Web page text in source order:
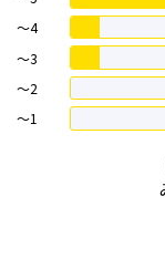
～4
〜3
〜2
〜1